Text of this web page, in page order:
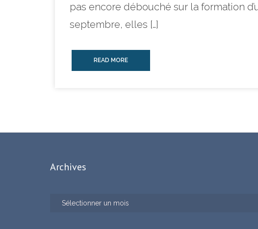
pas encore débouché sur la formation
septembre, elles […]
READ MORE
Archives